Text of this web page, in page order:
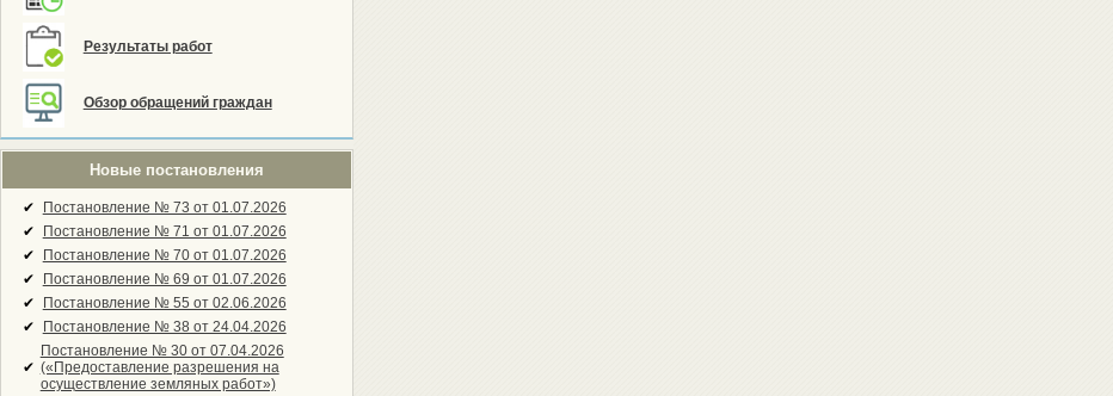
Результаты работ
Обзор обращений граждан
Новые постановления
✔
Постановление № 73 от 01.07.2026
✔
Постановление № 71 от 01.07.2026
✔
Постановление № 70 от 01.07.2026
✔
Постановление № 69 от 01.07.2026
✔
Постановление № 55 от 02.06.2026
✔
Постановление № 38 от 24.04.2026
✔
Постановление № 30 от 07.04.2026
(«Предоставление разрешения на
осуществление земляных работ»)